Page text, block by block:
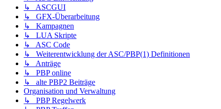
↳ ASCGUI
↳ GFX-Überarbeitung
↳ Kampagnen
↳ LUA Skripte
↳ ASC Code
↳ Weiterentwicklung der ASC/PBP(1) Definitionen
↳ Anträge
↳ PBP online
↳ alte PBP2 Beiträge
Organisation und Verwaltung
↳ PBP Regelwerk